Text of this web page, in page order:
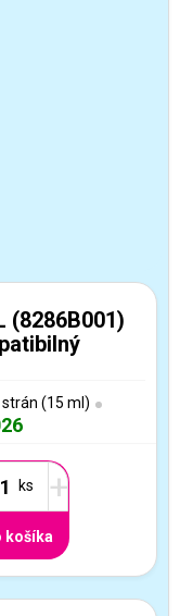
(8286B001)
(15 ml)
+
košíka